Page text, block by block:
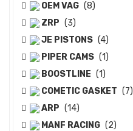
OEM VAG (8)
ZRP (3)
JE PISTONS (4)
PIPER CAMS (1)
BOOSTLINE (1)
COMETIC GASKET (7)
ARP (14)
MANF RACING (2)